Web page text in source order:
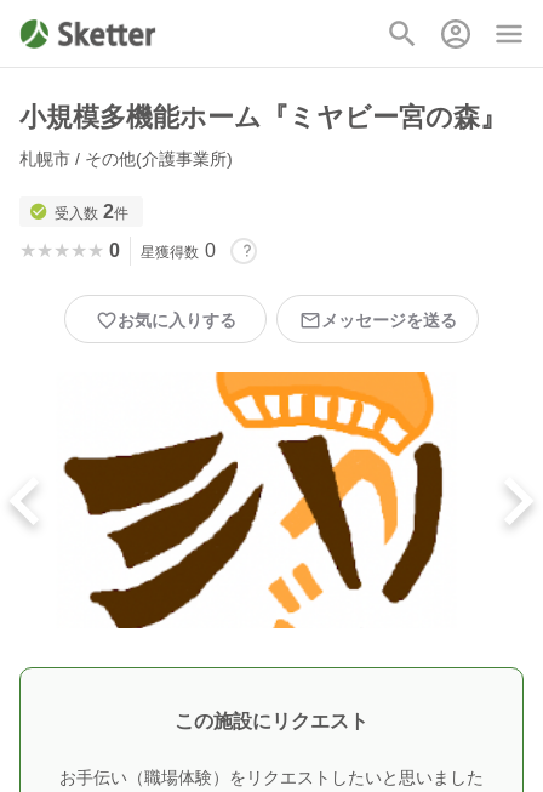
小規模多機能ホーム『ミヤビー宮の森』
札幌市 / その他(介護事業所)
受入数 2件
★★★★★
★★★★★ 0 星獲得数 0
お気に入りする メッセージを送る
この施設にリクエスト
お手伝い（職場体験）をリクエストしたいと思いました